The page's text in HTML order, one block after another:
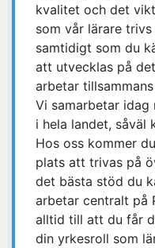
kvalitet och det
som vår lärare
samtidigt som du
att utvecklas på
arbetar
Vi samarbetar idag
i hela landet, såväl
Hos oss kommer
plats att trivas på
det bästa stöd du
arbetar centralt på
alltid till att du får
din yrkesroll som